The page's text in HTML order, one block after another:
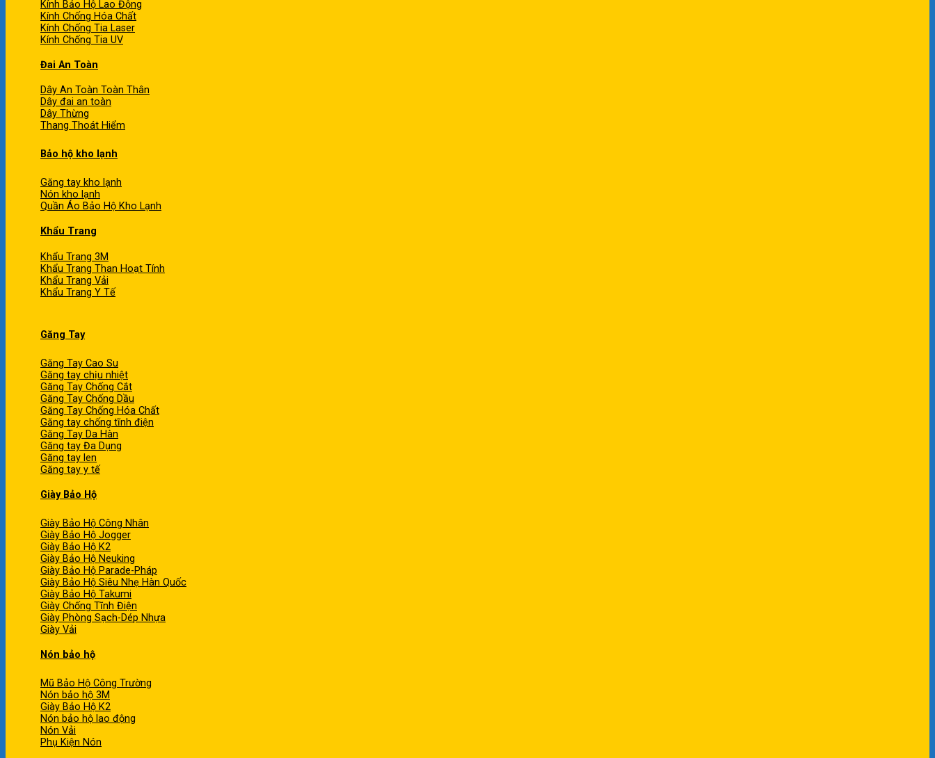
Kính Bảo Hộ Lao Động
Kính Chống Hóa Chất
Kính Chống Tia Laser
Kính Chống Tia UV
Đai An Toàn
Dây An Toàn Toàn Thân
Dây đai an toàn
Dây Thừng
Thang Thoát Hiểm
Bảo hộ kho lạnh
Găng tay kho lạnh
Nón kho lạnh
Quần Áo Bảo Hộ Kho Lạnh
Khẩu Trang
Khẩu Trang 3M
Khẩu Trang Than Hoạt Tính
Khẩu Trang Vải
Khẩu Trang Y Tế
Găng Tay
Găng Tay Cao Su
Găng tay chịu nhiệt
Găng Tay Chống Cắt
Găng Tay Chống Dầu
Găng Tay Chống Hóa Chất
Găng tay chống tĩnh điện
Găng Tay Da Hàn
Găng tay Đa Dụng
Găng tay len
Găng tay y tế
Giày Bảo Hộ
Giày Bảo Hộ Công Nhân
Giày Bảo Hộ Jogger
Giày Bảo Hộ K2
Giày Bảo Hộ Neuking
Giày Bảo Hộ Parade-Pháp
Giày Bảo Hộ Siêu Nhẹ Hàn Quốc
Giày Bảo Hộ Takumi
Giày Chống Tĩnh Điện
Giày Phòng Sạch-Dép Nhựa
Giày Vải
Nón bảo hộ
Mũ Bảo Hộ Công Trường
Nón bảo hộ 3M
Giày Bảo Hộ K2
Nón bảo hộ lao động
Nón Vải
Phụ Kiện Nón